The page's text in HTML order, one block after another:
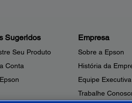
Sugeridos
Seu Produto
Conta
Empresa
Sobre a Epson
História da
Equipe Executiva
Trabalhe